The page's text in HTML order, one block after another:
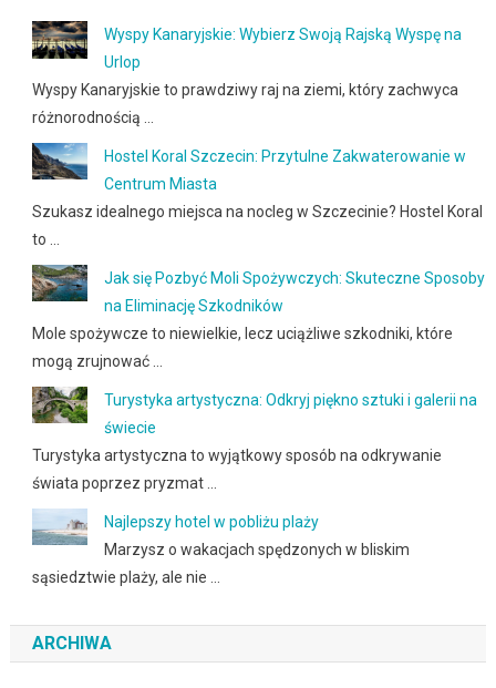
Wyspy Kanaryjskie: Wybierz Swoją Rajską Wyspę na
Urlop
Wyspy Kanaryjskie to prawdziwy raj na ziemi, który zachwyca
różnorodnością …
Hostel Koral Szczecin: Przytulne Zakwaterowanie w
Centrum Miasta
Szukasz idealnego miejsca na nocleg w Szczecinie? Hostel Koral
to …
Jak się Pozbyć Moli Spożywczych: Skuteczne Sposoby
na Eliminację Szkodników
Mole spożywcze to niewielkie, lecz uciążliwe szkodniki, które
mogą zrujnować …
Turystyka artystyczna: Odkryj piękno sztuki i galerii na
świecie
Turystyka artystyczna to wyjątkowy sposób na odkrywanie
świata poprzez pryzmat …
Najlepszy hotel w pobliżu plaży
Marzysz o wakacjach spędzonych w bliskim
sąsiedztwie plaży, ale nie …
ARCHIWA